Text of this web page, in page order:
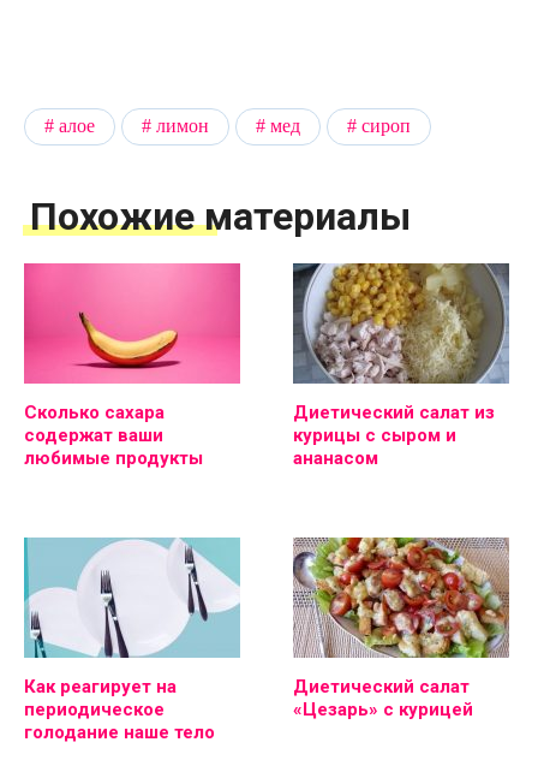
алое лимон мед сироп
Похожие материалы
Сколько сахара
содержат ваши
любимые продукты
Диетический салат из
курицы с сыром и
ананасом
Как реагирует на
периодическое
голодание наше тело
Диетический салат
«Цезарь» с курицей